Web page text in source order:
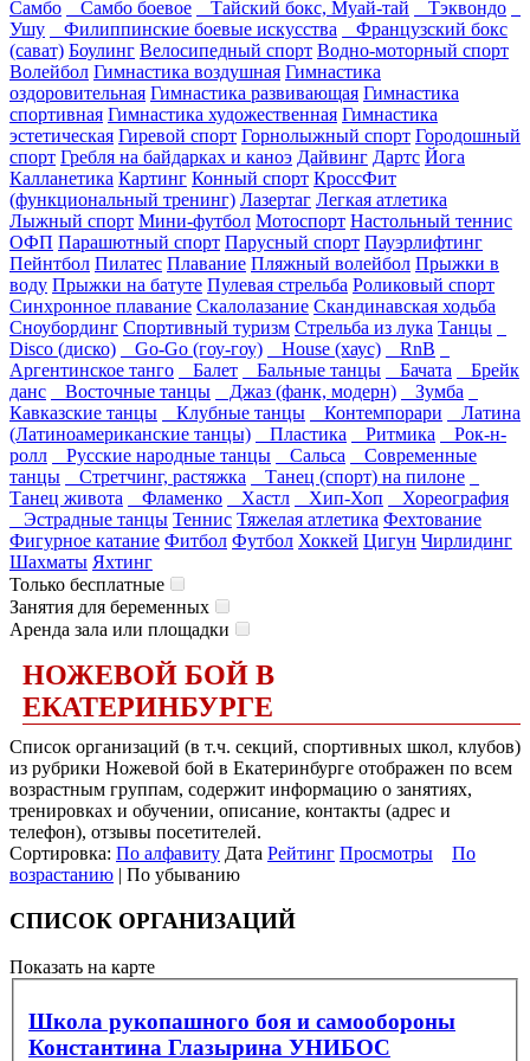
Самбо Самбо боевое Тайский бокс, Муай-тай
Тэквондо
Ушу
Филиппинские боевые искусства
Французский бокс
(сават) Боулинг Велосипедный спорт Водно-моторный спорт
Волейбол Гимнастика воздушная Гимнастика
оздоровительная Гимнастика развивающая Гимнастика
спортивная Гимнастика художественная Гимнастика
эстетическая Гиревой спорт Горнолыжный спорт Городошный
спорт Гребля на байдарках и каноэ Дайвинг Дартс Йога
Калланетика Картинг Конный спорт КроссФит
(функциональный тренинг) Лазертаг Легкая атлетика
Лыжный спорт Мини-футбол Мотоспорт Настольный теннис
ОФП Парашютный спорт Парусный спорт Пауэрлифтинг
Пейнтбол Пилатес Плавание Пляжный волейбол Прыжки в
воду Прыжки на батуте Пулевая стрельба Роликовый спорт
Синхронное плавание Скалолазание Скандинавская ходьба
Сноубординг Спортивный туризм Стрельба из лука Танцы
Disco (диско)
Go-Go (гоу-гоу) House (хаус)
RnB
Аргентинское танго
Балет Бальные танцы Бачата
Брейк
данс
Восточные танцы Джаз (фанк, модерн)
Зумба
Кавказские танцы
Клубные танцы Контемпорари
Латина
(Латиноамериканские танцы)
Пластика Ритмика
Рок-н-
ролл
Русские народные танцы Сальса
Современные
танцы
Стретчинг, растяжка
Танец (спорт) на пилоне
Танец живота
Фламенко Хастл Хип-Хоп
Хореография
Эстрадные танцы Теннис Тяжелая атлетика Фехтование
Фигурное катание Фитбол Футбол Хоккей Цигун Чирлидинг
Шахматы Яхтинг
Только бесплатные
Занятия для беременных
Аренда зала или площадки
НОЖЕВОЙ БОЙ В
ЕКАТЕРИНБУРГЕ
Список организаций (в т.ч. секций, спортивных школ, клубов)
из рубрики Ножевой бой в Екатеринбурге отображен по всем
возрастным группам, содержит информацию о занятиях,
тренировках и обучении, описание, контакты (адрес и
телефон), отзывы посетителей.
Сортировка: По алфавиту Дата Рейтинг Просмотры
По
возрастанию | По убыванию
СПИСОК ОРГАНИЗАЦИЙ
Показать на карте
Школа рукопашного боя и самообороны
Константина Глазырина УНИБОС